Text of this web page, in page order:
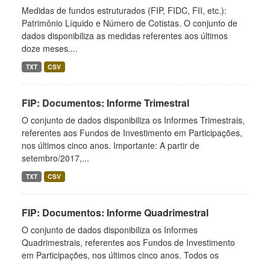
Medidas de fundos estruturados (FIP, FIDC, FII, etc.):
Patrimônio Líquido e Número de Cotistas. O conjunto de
dados disponibiliza as medidas referentes aos últimos
doze meses....
TXT CSV
FIP: Documentos: Informe Trimestral
O conjunto de dados disponibiliza os Informes Trimestrais,
referentes aos Fundos de Investimento em Participações,
nos últimos cinco anos. Importante: A partir de
setembro/2017,...
TXT CSV
FIP: Documentos: Informe Quadrimestral
O conjunto de dados disponibiliza os Informes
Quadrimestrais, referentes aos Fundos de Investimento
em Participações, nos últimos cinco anos. Todos os